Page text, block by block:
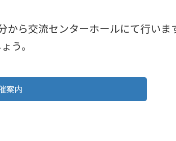
ら交流センターホールにて行いま
う。
案内